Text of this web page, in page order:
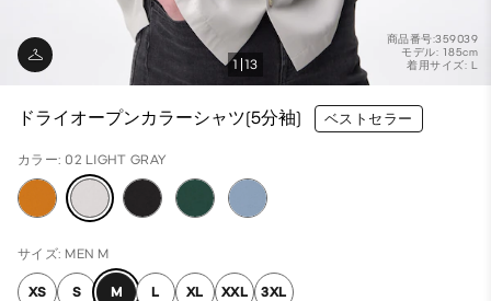
商品番号:359039
モデル: 185cm
着用サイズ: L
1 13
ドライオープンカラーシャツ(5分袖) ベストセラー
カラー: 02 LIGHT GRAY
サイズ: MEN M
XS S M L XL XXL 3XL